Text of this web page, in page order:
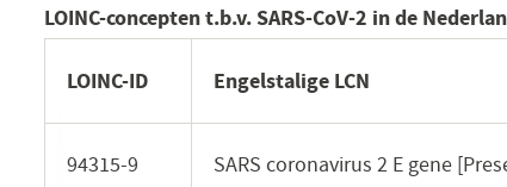
een
LOINC-concepten t.b.v. SARS-CoV-2 in de
LOINC-ID Engelstalige LCN
94315-9 SARS coronavirus 2 E gene